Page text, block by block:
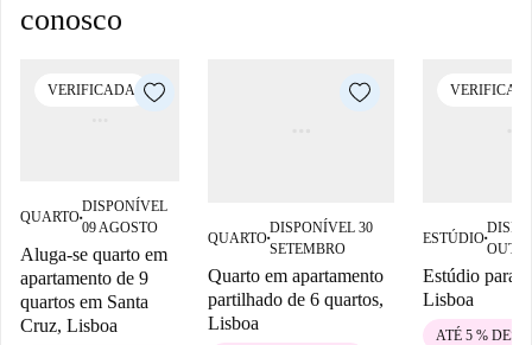
conosco
VERIFICADA
QUARTO■
DISPONÍVEL
09 AGOSTO
Aluga-se quarto em
apartamento de 9
quartos em Santa
Cruz, Lisboa
QUARTO■
DISPONÍVEL 30
SETEMBRO
Quarto em apartamento
partilhado de 6 quartos,
Lisboa
ESTÚDIO■
Estúdio para
Lisboa
ATÉ 5 %